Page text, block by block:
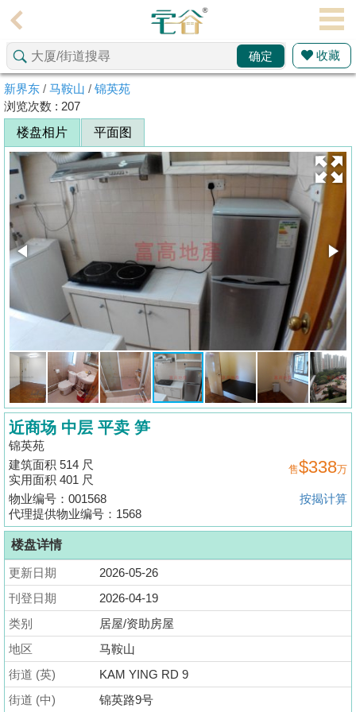
理
主
页
搵
楼/
成
交
业
主
放
宅
按
揭
地
产
博
客
地
产
新
闻
数
据
公
布
置
确定 收藏
新界东 / 马鞍山 / 锦英苑
浏览次数 : 207
楼盘相片
平面图
近商场 中层 平卖 笋
锦英苑
建筑面积 514 尺
实用面积 401 尺
售$338万
物业编号：001568
代理提供物业编号：1568
按揭计算
楼盘详情
更新日期
2026-05-26
刊登日期
2026-04-19
类别
居屋/资助房屋
地区
马鞍山
街道 (英)
KAM YING RD 9
街道 (中)
锦英路9号